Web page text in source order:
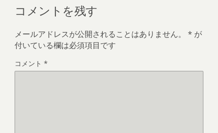
コメントを残す
メールアドレスが公開されることはありません。 * が
付いている欄は必須項目です
コメント *